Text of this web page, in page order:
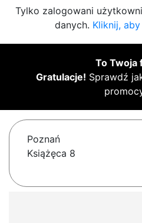
Tylko zalogowani
danych. Kliknij,
To Twoja
Gratulacje! Sprawdź
Poznań
Książęca 8